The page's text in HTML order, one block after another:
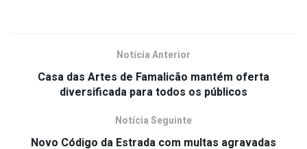
Notícia Anterior
Casa das Artes de Famalicão mantém oferta
diversificada para todos os públicos
Notícia Seguinte
Novo Código da Estrada com multas agravadas